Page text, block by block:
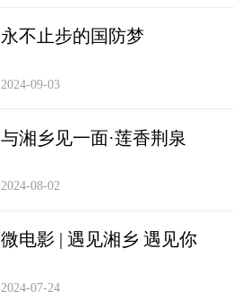
永不止步的国防梦
2024-09-03
与湘乡见一面·莲香荆泉
2024-08-02
微电影 | 遇见湘乡 遇见你
2024-07-24